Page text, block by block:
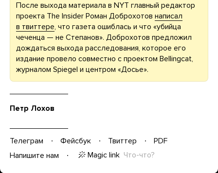
После выхода материала в NYT главный редактор
проекта The Insider Роман Доброхотов написал
в твиттере, что газета ошиблась и что «убийца
чеченца — не Степанов». Доброхотов предложил
дождаться выхода расследования, которое его
издание провело совместно с проектом Bellingcat,
журналом Spiegel и центром «Досье».
Петр Лохов
Телеграм Фейсбук Твиттер
PDF
Напишите нам
Magic link Что-что?